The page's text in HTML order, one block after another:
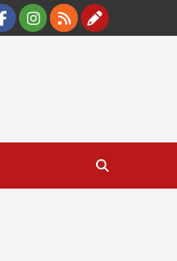
Facebook
Instagram
RSS